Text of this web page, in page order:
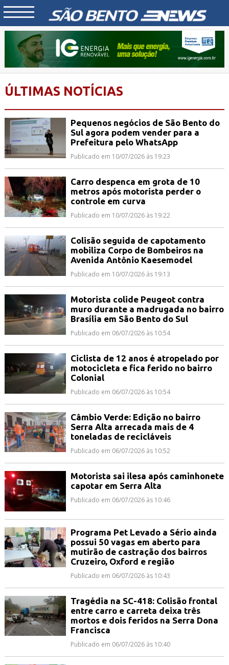
ÚLTIMAS NOTÍCIAS
Pequenos negócios de São Bento do
Sul agora podem vender para a
Prefeitura pelo WhatsApp
Publicado em 10/07/2026 às 19:23
Carro despenca em grota de 10
metros após motorista perder o
controle em curva
Publicado em 10/07/2026 às 19:22
Colisão seguida de capotamento
mobiliza Corpo de Bombeiros na
Avenida Antônio Kaesemodel
Publicado em 10/07/2026 às 19:13
Motorista colide Peugeot contra
muro durante a madrugada no bairro
Brasília em São Bento do Sul
Publicado em 06/07/2026 às 10:54
Ciclista de 12 anos é atropelado por
motocicleta e fica ferido no bairro
Colonial
Publicado em 06/07/2026 às 10:54
Câmbio Verde: Edição no bairro
Serra Alta arrecada mais de 4
toneladas de recicláveis
Publicado em 06/07/2026 às 10:52
Motorista sai ilesa após caminhonete
capotar em Serra Alta
Publicado em 06/07/2026 às 10:46
Programa Pet Levado a Sério ainda
possui 50 vagas em aberto para
mutirão de castração dos bairros
Cruzeiro, Oxford e região
Publicado em 06/07/2026 às 10:43
Tragédia na SC-418: Colisão frontal
entre carro e carreta deixa três
mortos e dois feridos na Serra Dona
Francisca
Publicado em 06/07/2026 às 10:40